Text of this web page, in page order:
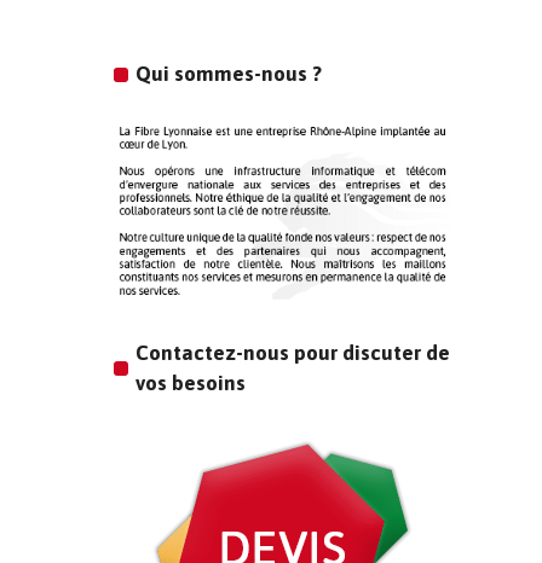
Qui sommes-nous ?
Contactez-nous pour discuter de
vos besoins